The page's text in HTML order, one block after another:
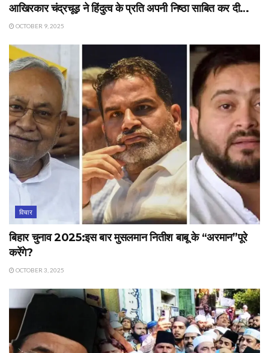
आखिरकार चंद्रचूड़ ने हिंदुत्व के प्रति अपनी निष्ठा साबित कर दी…
OCTOBER 9, 2025
विचार
बिहार चुनाव 2025:इस बार मुसलमान नितीश बाबू के “अरमान”पूरे
करेंगे?
OCTOBER 3, 2025